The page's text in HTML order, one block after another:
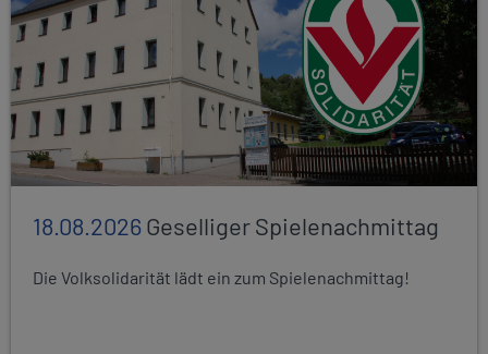
18.08.2026Geselliger Spielenachmittag
Die Volksolidarität lädt ein zum Spielenachmittag!